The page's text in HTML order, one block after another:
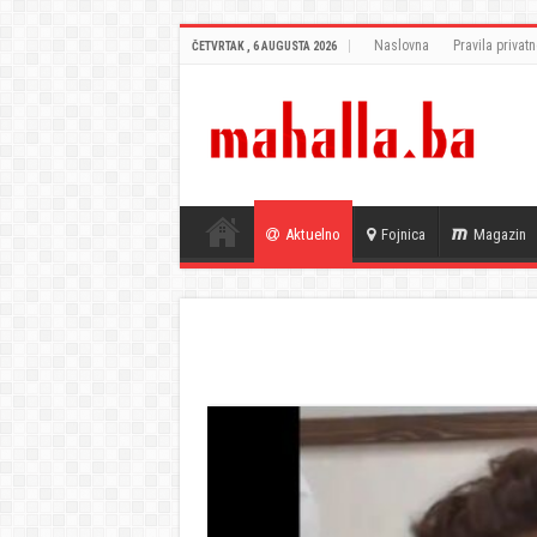
ČETVRTAK , 6 AUGUSTA 2026 Naslovna Pravila
Aktuelno Fojnica Magazin